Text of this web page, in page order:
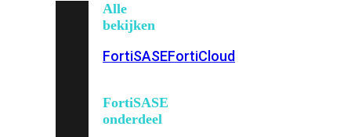
Alle
bekijken
FortiSASEFortiCloud
FortiSASE
onderdeel